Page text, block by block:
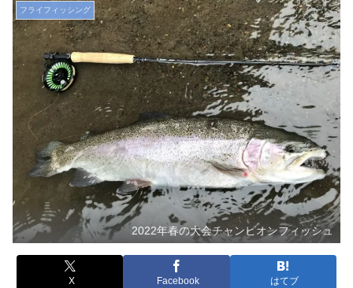
フライフィッシング
2022年春の大会チャンピオンフィッシュ
X Facebook はてブ